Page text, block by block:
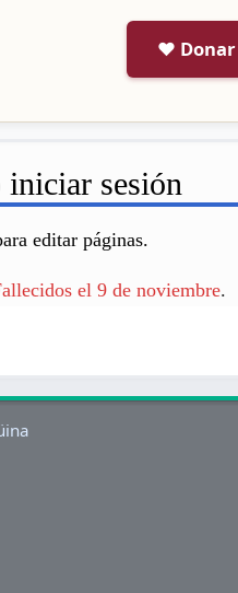
❤️ Donar
iniciar sesión
editar páginas.
el 9 de noviembre.